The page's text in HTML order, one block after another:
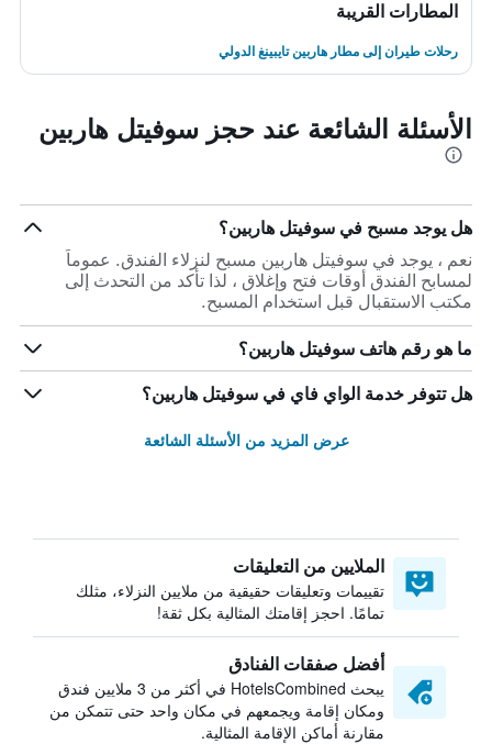
المطارات القريبة
رحلات طيران إلى مطار هاربين تايبينغ الدولي
الأسئلة الشائعة عند حجز سوفيتل هاربين
هل يوجد مسبح في سوفيتل هاربين؟
نعم ، يوجد في سوفيتل هاربين مسبح لنزلاء الفندق. عموماً
لمسابح الفندق أوقات فتح وإغلاق ، لذا تأكد من التحدث إلى
مكتب الاستقبال قبل استخدام المسبح.
ما هو رقم هاتف سوفيتل هاربين؟
هل تتوفر خدمة الواي فاي في سوفيتل هاربين؟
عرض المزيد من الأسئلة الشائعة
الملايين من التعليقات
تقييمات وتعليقات حقيقية من ملايين النزلاء، مثلك
تمامًا. احجز إقامتك المثالية بكل ثقة!
أفضل صفقات الفنادق
يبحث HotelsCombined في أكثر من 3 ملايين فندق
ومكان إقامة ويجمعهم في مكان واحد حتى تتمكن من
مقارنة أماكن الإقامة المثالية.